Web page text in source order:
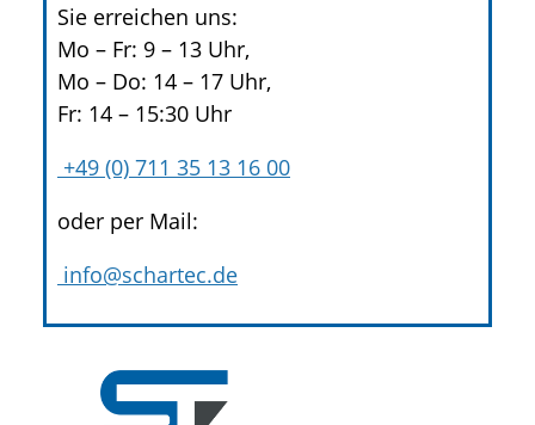
Sie erreichen uns:
Mo – Fr: 9 – 13 Uhr,
Mo – Do: 14 – 17 Uhr,
Fr: 14 – 15:30 Uhr
+49 (0) 711 35 13 16 00
oder per Mail:
info@schartec.de